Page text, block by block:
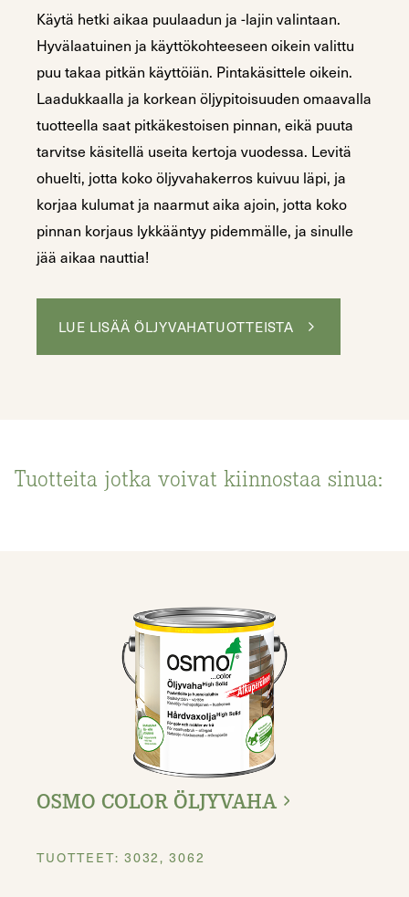
Käytä hetki aikaa puulaadun ja -lajin valintaan.
Hyvälaatuinen ja käyttökohteeseen oikein valittu
puu takaa pitkän käyttöiän. Pintakäsittele oikein.
Laadukkaalla ja korkean öljypitoisuuden omaavalla
tuotteella saat pitkäkestoisen pinnan, eikä puuta
tarvitse käsitellä useita kertoja vuodessa. Levitä
ohuelti, jotta koko öljyvahakerros kuivuu läpi, ja
korjaa kulumat ja naarmut aika ajoin, jotta koko
pinnan korjaus lykkääntyy pidemmälle, ja sinulle
jää aikaa nauttia!
LUE LISÄÄ ÖLJYVAHATUOTTEISTA
Tuotteita jotka voivat kiinnostaa sinua:
OSMO COLOR ÖLJYVAHA
TUOTTEET: 3032, 3062